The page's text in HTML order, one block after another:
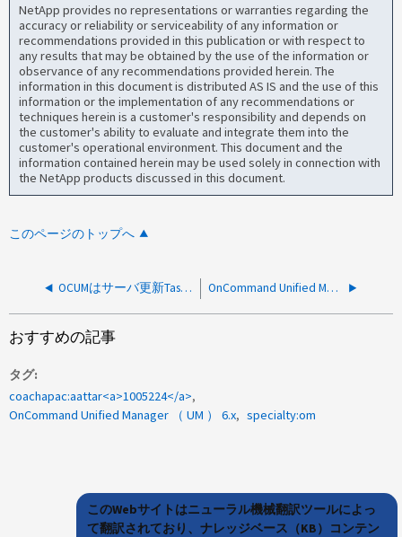
NetApp provides no representations or warranties regarding the
accuracy or reliability or serviceability of any information or
recommendations provided in this publication or with respect to
any results that may be obtained by the use of the information or
observance of any recommendations provided herein. The
information in this document is distributed AS IS and the use of this
information or the implementation of any recommendations or
techniques herein is a customer's responsibility and depends on
the customer's ability to evaluate and integrate them into the
customer's operational environment. This document and the
information contained herein may be used solely in connection with
the NetApp products discussed in this document.
このページのトップへ
OCUMはサーバ更新TaskException 68-132-983を更新できません OnCommand Unified Managerイベント「データベースバックアップに失敗しました」、「理由：MySQLユーティリティを使用してデータベースバックアップを作成できませんでした」
おすすめの記事
タグ
coachapac:aattar<a>1005224</a>
OnCommand Unified Manager （ UM ） 6.x
specialty:om
このWebサイトはニューラル機械翻訳ツールによっ
て翻訳されており、ナレッジベース（KB）コンテン